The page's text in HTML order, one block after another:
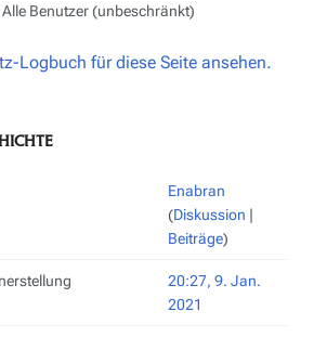
Alle Benutzer (unbeschränkt)
Logbuch für diese Seite ansehen.
Enabran
(Diskussion |
Beiträge)
20:27, 9. Jan.
2021